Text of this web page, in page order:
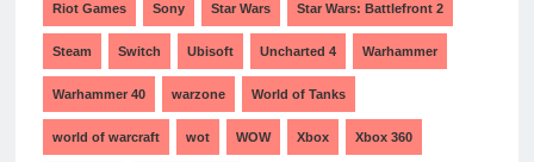
Riot Games Sony Star Wars Star Wars: Battlefront 2
Steam Switch Ubisoft Uncharted 4 Warhammer
Warhammer 40 warzone World of Tanks
world of warcraft wot WOW Xbox Xbox 360